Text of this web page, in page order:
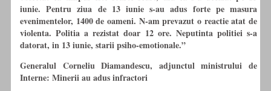
iunie. Pentru ziua de 13 iunie s-au adus forte pe masura
evenimentelor, 1400 de oameni. N-am prevazut o reactie atat de
violenta. Politia a rezistat doar 12 ore. Neputinta politiei s-a
datorat, in 13 iunie, starii psiho-emotionale.”
Generalul Corneliu Diamandescu, adjunctul ministrului de
Interne: Minerii au adus infractori